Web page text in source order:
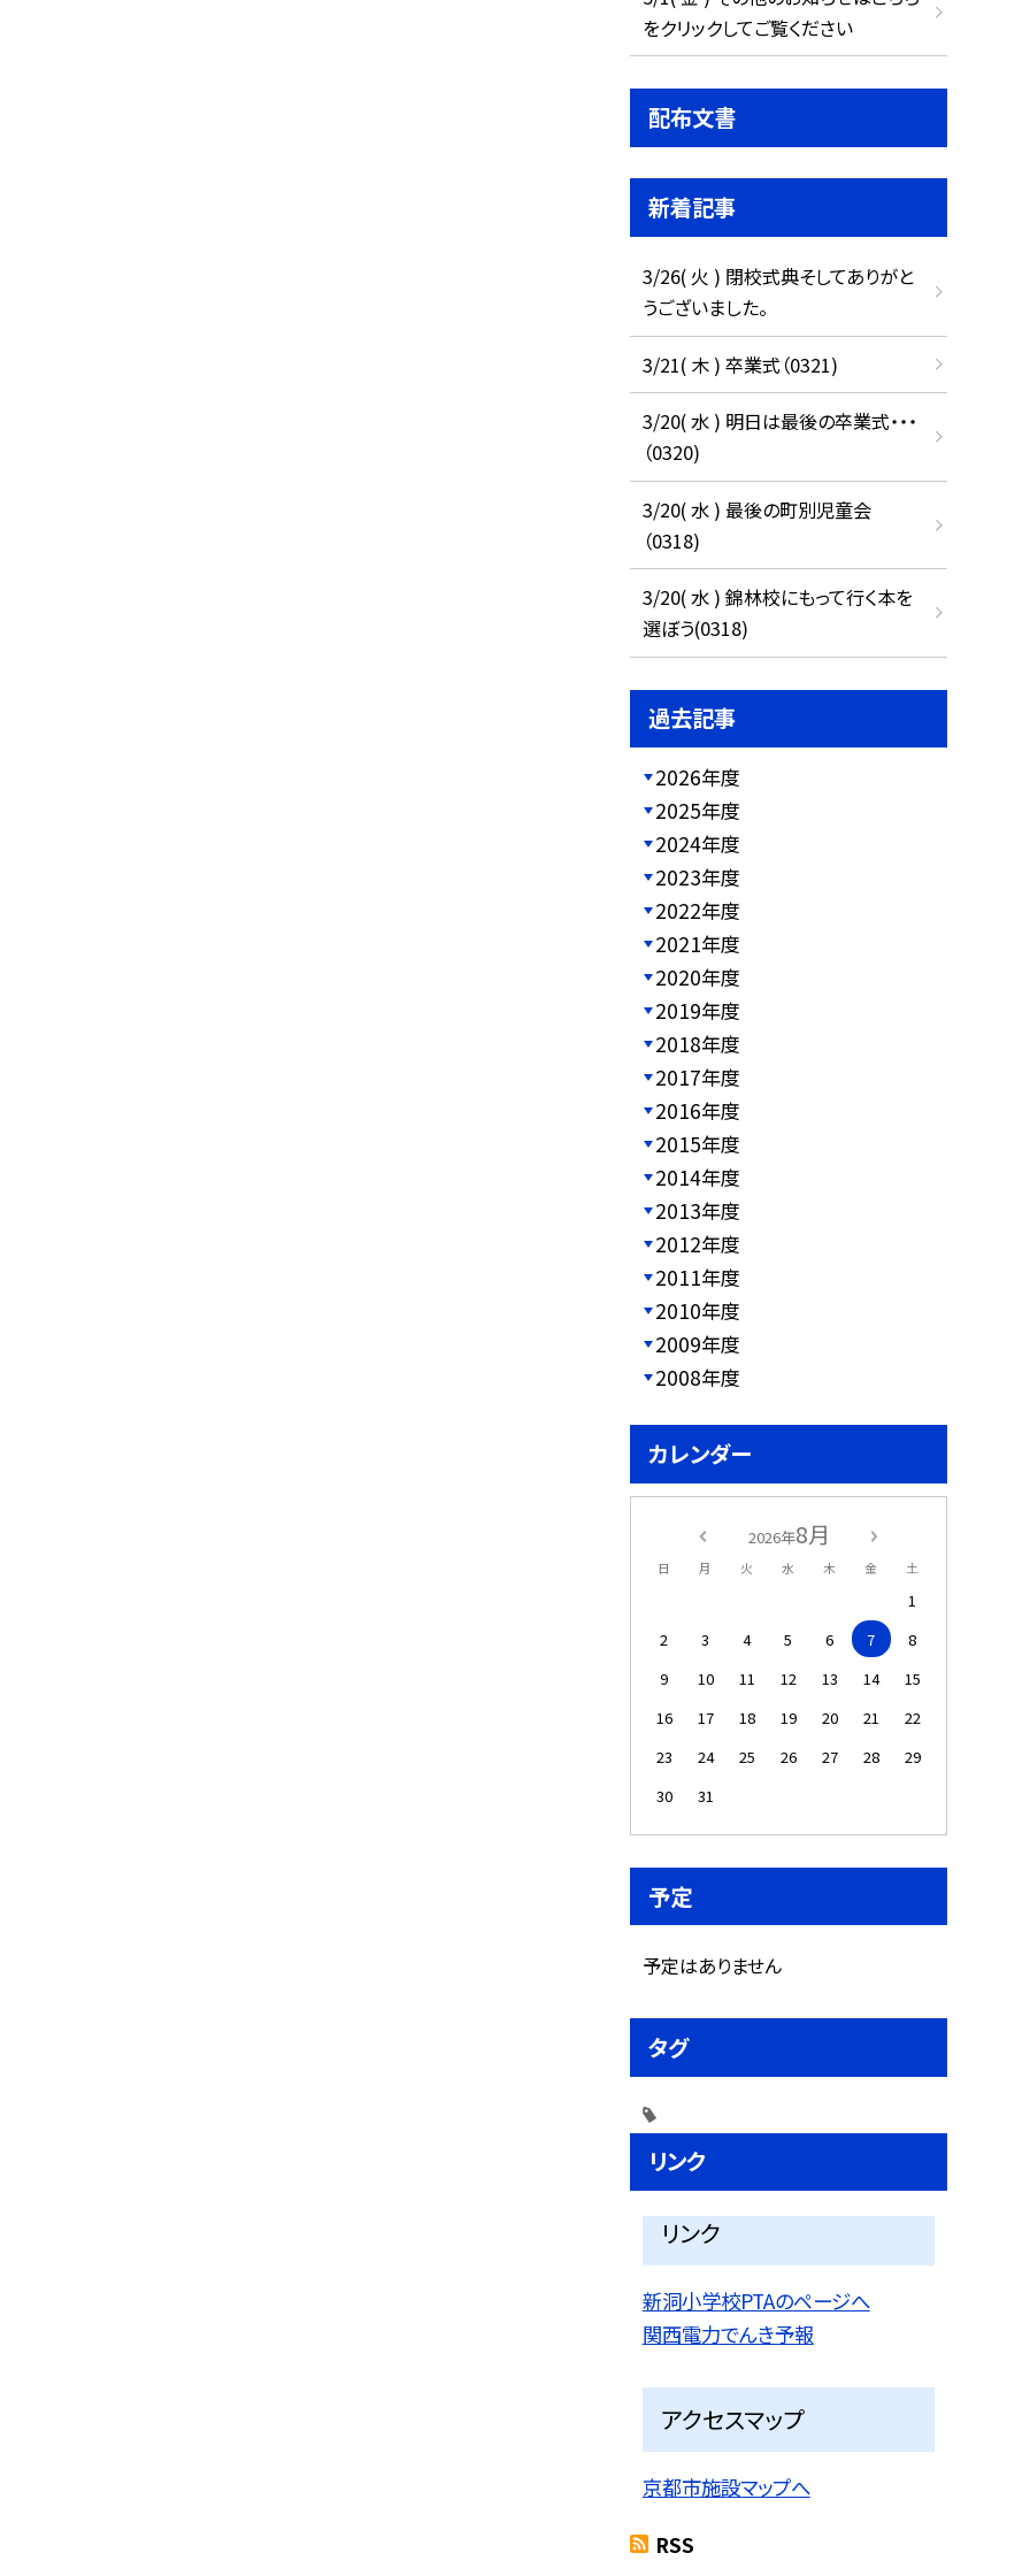
をクリックしてご覧ください
配布文書
新着記事
3/26( 火 ) 閉校式典そしてありがと
うございました。
3/21( 木 ) 卒業式（0321)
3/20( 水 ) 明日は最後の卒業式・・・
（0320)
3/20( 水 ) 最後の町別児童会
（0318)
3/20( 水 ) 錦林校にもって行く本を
選ぼう(0318)
過去記事
2026年度
2025年度
2024年度
2023年度
2022年度
2021年度
2020年度
2019年度
2018年度
2017年度
2016年度
2015年度
2014年度
2013年度
2012年度
2011年度
2010年度
2009年度
2008年度
カレンダー
2026年8月
日 月 火 水 木 金 土
1
2
3 4 5 6 7
8
9
10 11 12 13 14
15
16
17 18 19 20 21
22
23
24 25 26 27 28
29
30
31
予定
予定はありません
タグ
リンク
リンク
新洞小学校PTAのページへ
関西電力でんき予報
アクセスマップ
京都市施設マップへ
RSS